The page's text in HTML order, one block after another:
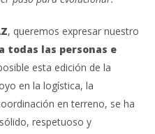
, queremos expresar nuestro
todas las personas e
esta edición de la
en la logística, la
en terreno, se ha
respetuoso y